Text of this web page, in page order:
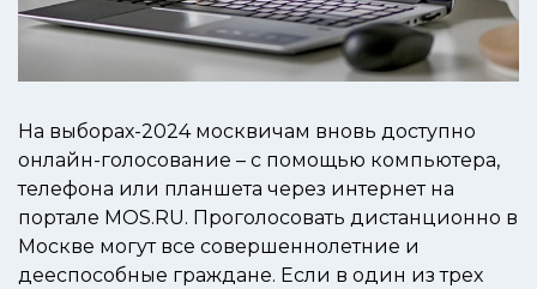
На выборах-2024 москвичам вновь доступно
онлайн-голосование – с помощью компьютера,
телефона или планшета через интернет на
портале MOS.RU. Проголосовать дистанционно в
Москве могут все совершеннолетние и
дееспособные граждане. Если в один из трех